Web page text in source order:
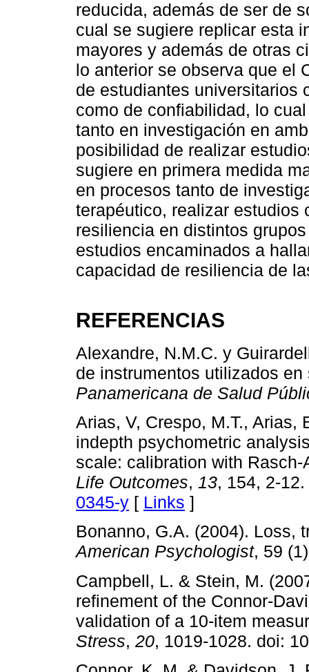
reducida, además de ser de
cual se sugiere replicar esta
mayores y además de otras
lo anterior se observa que el
de estudiantes universitarios
como de confiabilidad, lo
tanto en investigación en
posibilidad de realizar
sugiere en primera medida
en procesos tanto de
terapéutico, realizar estudios
resiliencia en distintos
estudios encaminados a
capacidad de resiliencia de
REFERENCIAS
Alexandre, N.M.C. y
de instrumentos utilizados
Panamericana de Salud
Arias, V, Crespo, M.T., Arias,
indepth psychometric
scale: calibration with
Life Outcomes, 13, 154, 2-
0345-y [ Links ]
Bonanno, G.A. (2004). Loss,
American Psychologist, 59
Campbell, L. & Stein, M.
refinement of the Connor-
validation of a 10-item
Stress, 20, 1019-1028. doi: